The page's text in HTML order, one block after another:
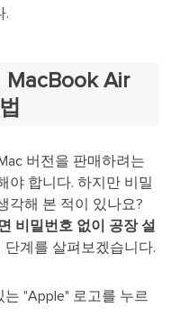
.
MacBook Air
버전을 판매하려는
야 합니다. 하지만 비밀
각해 본 적이 있나요?
비밀번호 없이 공장 설
단계를 살펴보겠습니다.
는 "Apple" 로고를 누르